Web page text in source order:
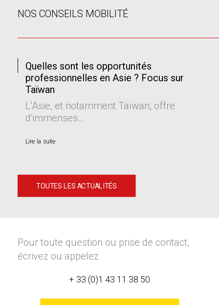
NOS CONSEILS MOBILITÉ
Quelles sont les opportunités
professionnelles en Asie ? Focus sur
Taïwan
L'Asie, et notamment Taïwan, offre
d'immenses…
Lire la suite
TOUTES LES ACTUALITÉS
Pour toute question ou prise de contact,
écrivez ou appelez
+ 33 (0)1 43 11 38 50